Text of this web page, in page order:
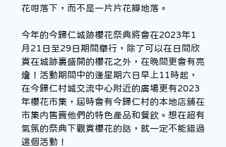
花咁落下，而不是一片片花瓣地落。
今年的今歸仁城跡櫻花祭典將會在2023年1
月 21 日至29日期間舉行，除了可以在日間欣
賞在城跡裏盛開的櫻花之外，在晚間更會有亮
燈！活動期間中的逢星期六日早上 11 時起，
在今歸仁村城交流中心附近的廣場更有2023
年櫻花市集，屆時會有今歸仁村的本地店舖在
市集内售賣他們的特色產品和餐飲。想在超有
氣氛的祭典下觀賞櫻花的話，就一定不能錯過
這個活動！